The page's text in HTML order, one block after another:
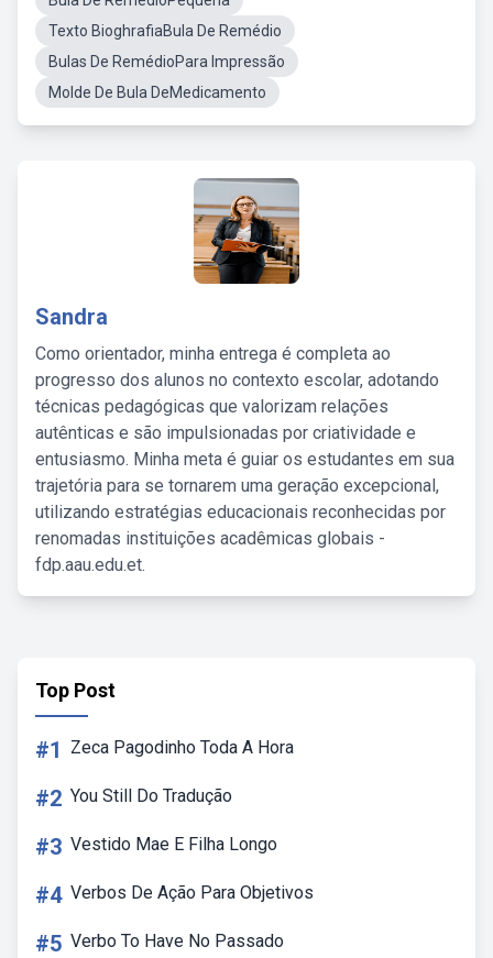
Texto BioghrafiaBula De Remédio
Bulas De RemédioPara Impressão
Molde De Bula DeMedicamento
Sandra
Como orientador, minha entrega é completa ao
progresso dos alunos no contexto escolar, adotando
técnicas pedagógicas que valorizam relações
autênticas e são impulsionadas por criatividade e
entusiasmo. Minha meta é guiar os estudantes em sua
trajetória para se tornarem uma geração excepcional,
utilizando estratégias educacionais reconhecidas por
renomadas instituições acadêmicas globais -
fdp.aau.edu.et.
Top Post
#1 Zeca Pagodinho Toda A Hora
#2 You Still Do Tradução
#3 Vestido Mae E Filha Longo
#4 Verbos De Ação Para Objetivos
#5 Verbo To Have No Passado